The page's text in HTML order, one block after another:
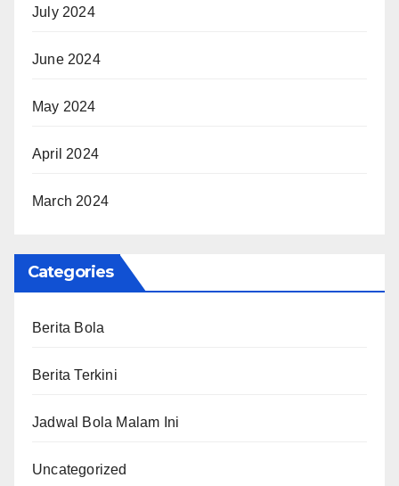
July 2024
June 2024
May 2024
April 2024
March 2024
Categories
Berita Bola
Berita Terkini
Jadwal Bola Malam Ini
Uncategorized